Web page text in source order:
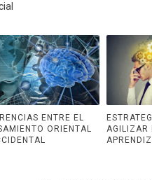
ENTRE EL
ORIENTAL
AGILIZAR